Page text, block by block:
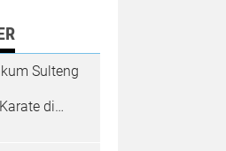
Sulteng
di